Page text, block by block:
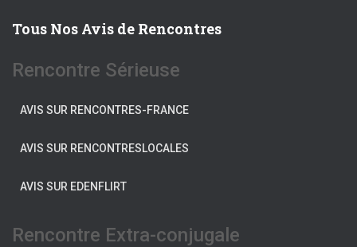
Tous Nos Avis de Rencontres
Rencontre Sérieuse
AVIS SUR RENCONTRES-FRANCE
AVIS SUR RENCONTRESLOCALES
AVIS SUR EDENFLIRT
Rencontre Extra-conjugale